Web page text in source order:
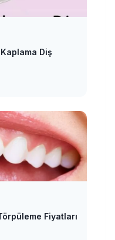
Kaplama Diş
Fiyatları